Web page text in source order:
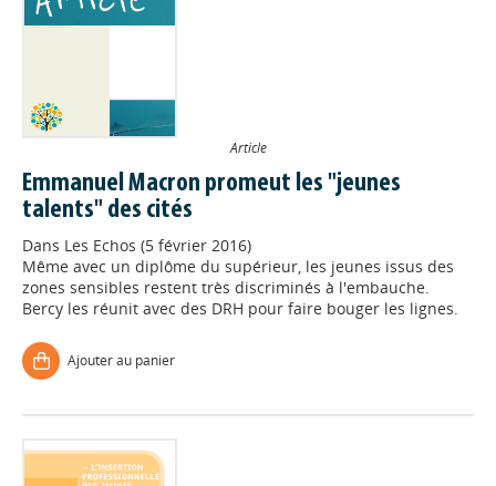
Article
Emmanuel Macron promeut les "jeunes
talents" des cités
Dans Les Echos (5 février 2016)
Même avec un diplôme du supérieur, les jeunes issus des
zones sensibles restent très discriminés à l'embauche.
Bercy les réunit avec des DRH pour faire bouger les lignes.
Ajouter au panier